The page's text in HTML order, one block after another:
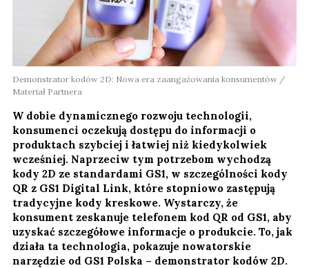
Demonstrator kodów 2D: Nowa era zaangażowania konsumentów /
Materiał Partnera
W dobie dynamicznego rozwoju technologii,
konsumenci oczekują dostępu do informacji o
produktach szybciej i łatwiej niż kiedykolwiek
wcześniej. Naprzeciw tym potrzebom wychodzą
kody 2D ze standardami GS1, w szczególności kody
QR z GS1 Digital Link, które stopniowo zastępują
tradycyjne kody kreskowe. Wystarczy, że
konsument zeskanuje telefonem kod QR od GS1, aby
uzyskać szczegółowe informacje o produkcie. To, jak
działa ta technologia, pokazuje nowatorskie
narzędzie od GS1 Polska – demonstrator kodów 2D.